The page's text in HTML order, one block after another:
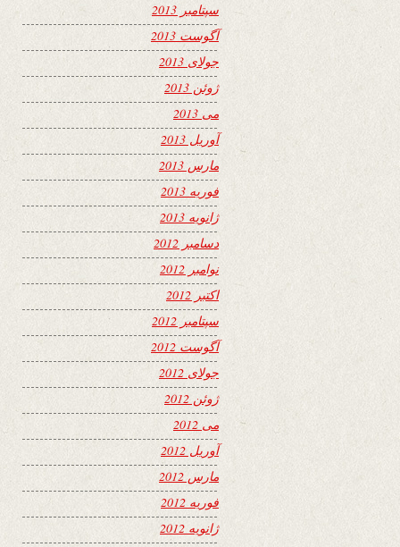
سپتامبر 2013
آگوست 2013
جولای 2013
ژوئن 2013
می 2013
آوریل 2013
مارس 2013
فوریه 2013
ژانویه 2013
دسامبر 2012
نوامبر 2012
اکتبر 2012
سپتامبر 2012
آگوست 2012
جولای 2012
ژوئن 2012
می 2012
آوریل 2012
مارس 2012
فوریه 2012
ژانویه 2012